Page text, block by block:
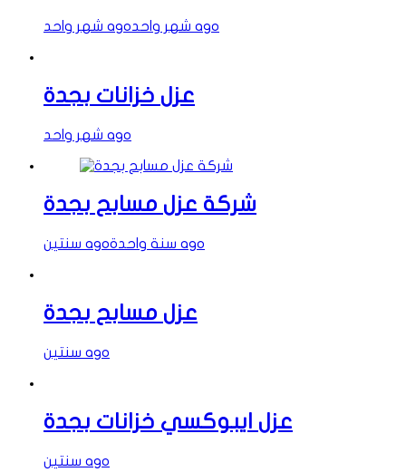
شهر واحد ago شهر واحد ago
عزل خزانات بجدة
شهر واحد ago
شركة عزل مسابح بجدة
سنتين ago سنة واحدة ago
عزل مسابح بجدة
سنتين ago
عزل ايبوكسي خزانات بجدة
سنتين ago